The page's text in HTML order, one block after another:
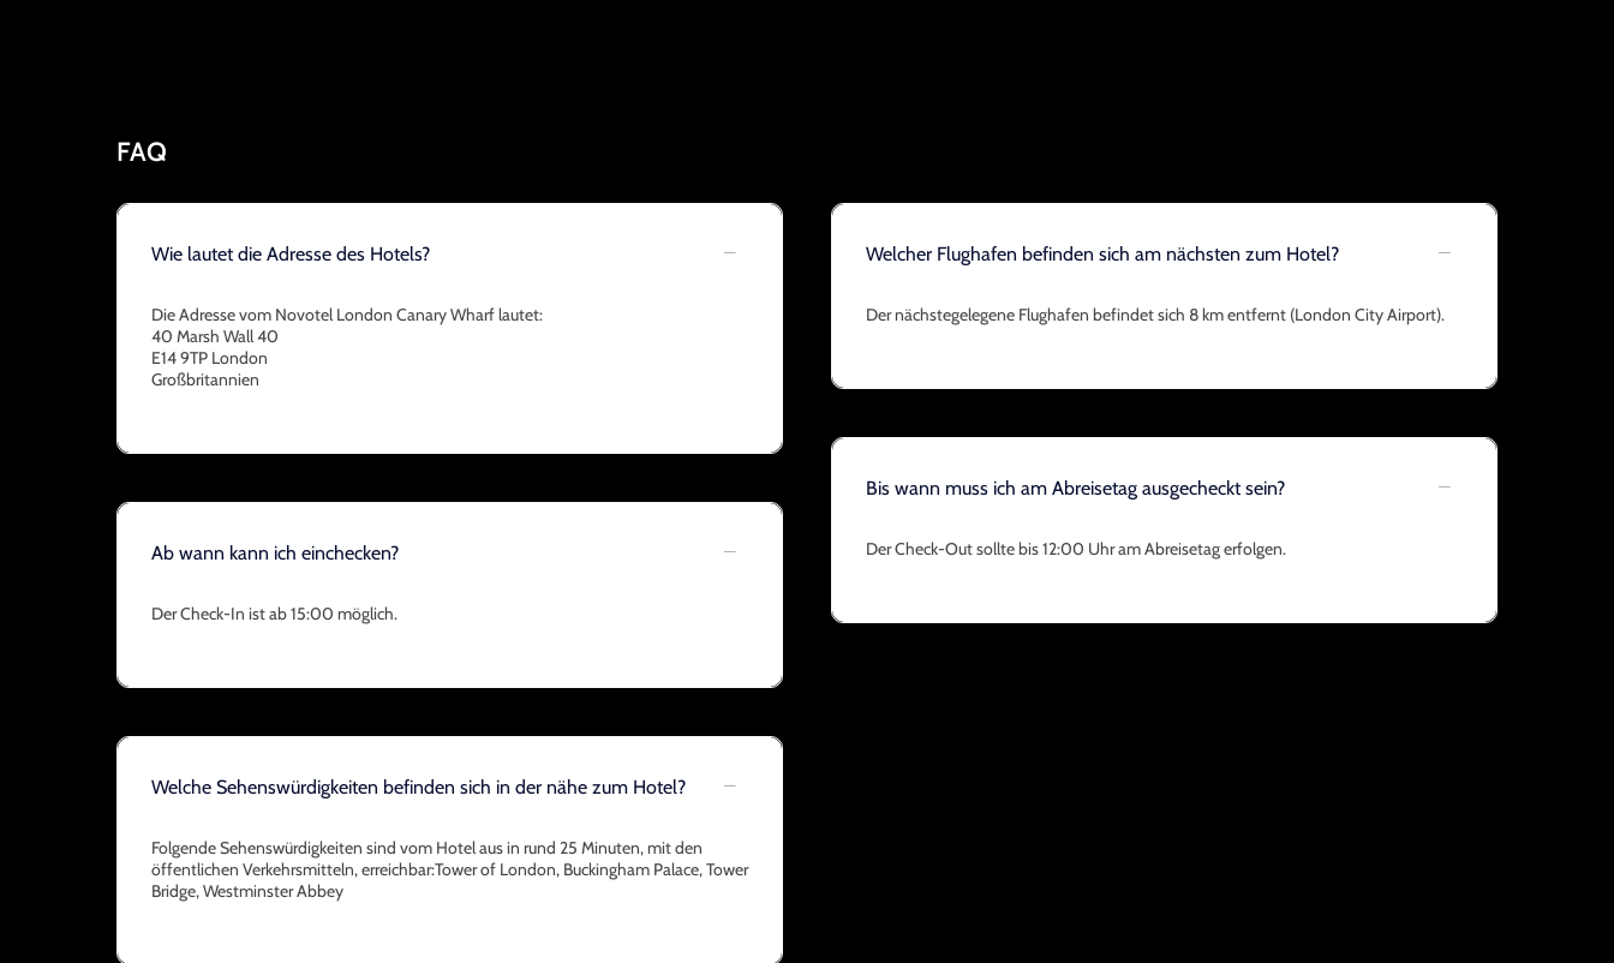
FAQ
Wie lautet die Adresse des Hotels?
Die Adresse vom Novotel London Canary Wharf lautet:
40 Marsh Wall 40
E14 9TP London
Großbritannien
Ab wann kann ich einchecken?
Der Check-In ist ab 15:00 möglich.
Welche Sehenswürdigkeiten befinden sich in der nähe zum Hotel?
Folgende Sehenswürdigkeiten sind vom Hotel aus in rund 25 Minuten, mit den
öffentlichen Verkehrsmitteln, erreichbar:Tower of London, Buckingham Palace, Tower
Bridge, Westminster Abbey
Welcher Flughafen befinden sich am nächsten zum Hotel?
Der nächstegelegene Flughafen befindet sich 8 km entfernt (London City Airport).
Bis wann muss ich am Abreisetag ausgecheckt sein?
Der Check-Out sollte bis 12:00 Uhr am Abreisetag erfolgen.